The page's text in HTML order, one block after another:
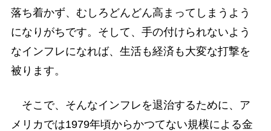
落ち着かず、むしろどんどん高まってしまうよう
になりがちです。そして、手の付けられないよう
なインフレになれば、生活も経済も大変な打撃を
被ります。
そこで、そんなインフレを退治するために、ア
メリカでは1979年頃からかつてない規模による金